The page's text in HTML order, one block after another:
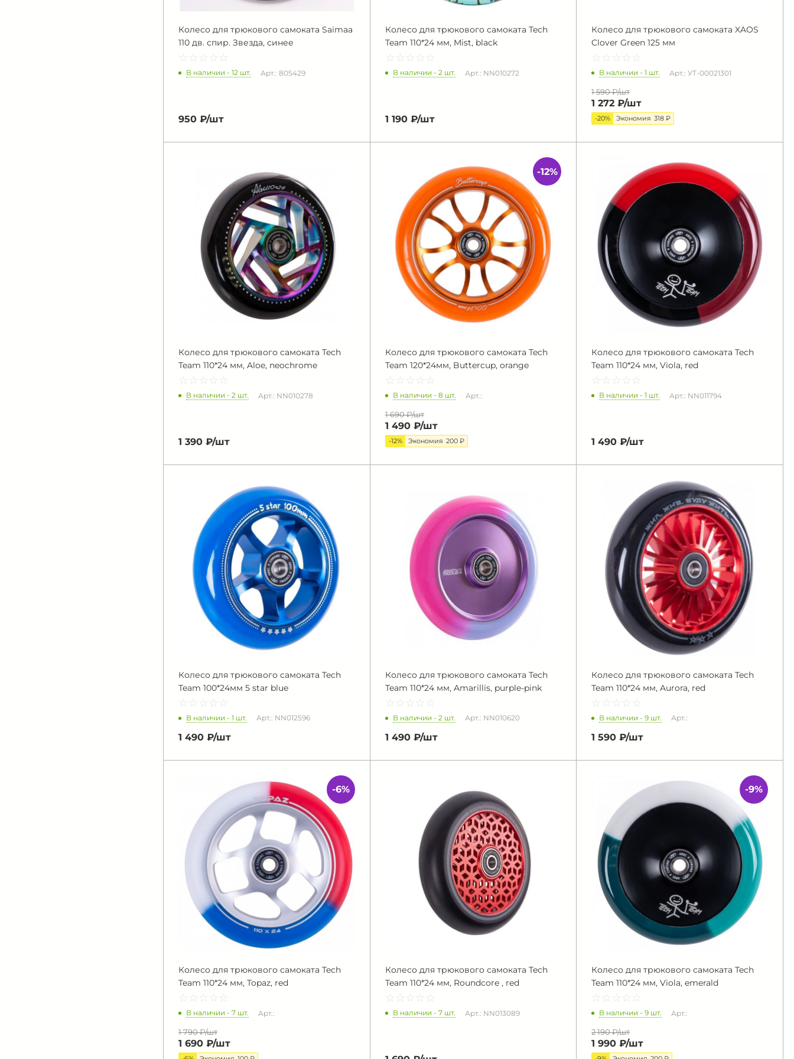
Колесо для трюкового самоката Saimaa
110 дв. спир. Звезда, синее
☆ ☆ ☆ ☆ ☆
★ ★ ★ ★ ★
В наличии - 12 шт. Арт.: 805429
950 ₽/шт
Колесо для трюкового самоката Tech
Team 110*24 мм, Mist, black
☆ ☆ ☆ ☆ ☆
★ ★ ★ ★ ★
В наличии - 2 шт. Арт.: NN010272
1 190 ₽/шт
Колесо для трюкового самоката XAOS
Clover Green 125 мм
☆ ☆ ☆ ☆ ☆
★ ★ ★ ★ ★
В наличии - 1 шт. Арт.: УТ-00021301
1 590 ₽/шт
1 272 ₽/шт
-20% Экономия 318 ₽
Колесо для трюкового самоката Tech
Team 110*24 мм, Aloe, neochrome
☆ ☆ ☆ ☆ ☆
★ ★ ★ ★ ★
В наличии - 2 шт. Арт.: NN010278
1 390 ₽/шт
Колесо для трюкового самоката Tech
Team 120*24мм, Buttercup, orange
☆ ☆ ☆ ☆ ☆
★ ★ ★ ★ ★
В наличии - 8 шт. Арт.:
1 690 ₽/шт
1 490 ₽/шт
-12% Экономия 200 ₽
-12%
Колесо для трюкового самоката Tech
Team 110*24 мм, Viola, red
☆ ☆ ☆ ☆ ☆
★ ★ ★ ★ ★
В наличии - 1 шт. Арт.: NN011794
1 490 ₽/шт
Колесо для трюкового самоката Tech
Team 100*24мм 5 star blue
☆ ☆ ☆ ☆ ☆
★ ★ ★ ★ ★
В наличии - 1 шт. Арт.: NN012596
1 490 ₽/шт
Колесо для трюкового самоката Tech
Team 110*24 мм, Amarillis, purple-pink
☆ ☆ ☆ ☆ ☆
★ ★ ★ ★ ★
В наличии - 2 шт. Арт.: NN010620
1 490 ₽/шт
Колесо для трюкового самоката Tech
Team 110*24 мм, Aurora, red
☆ ☆ ☆ ☆ ☆
★ ★ ★ ★ ★
В наличии - 9 шт. Арт.:
1 590 ₽/шт
Колесо для трюкового самоката Tech
Team 110*24 мм, Topaz, red
☆ ☆ ☆ ☆ ☆
★ ★ ★ ★ ★
В наличии - 7 шт. Арт.:
1 790 ₽/шт
1 690 ₽/шт
-6%
Колесо для трюкового самоката Tech
Team 110*24 мм, Roundcore , red
☆ ☆ ☆ ☆ ☆
★ ★ ★ ★ ★
В наличии - 7 шт. Арт.: NN013089
Колесо для трюкового самоката Tech
Team 110*24 мм, Viola, emerald
☆ ☆ ☆ ☆ ☆
★ ★ ★ ★ ★
В наличии - 9 шт. Арт.:
2 190 ₽/шт
1 990 ₽/шт
-9%